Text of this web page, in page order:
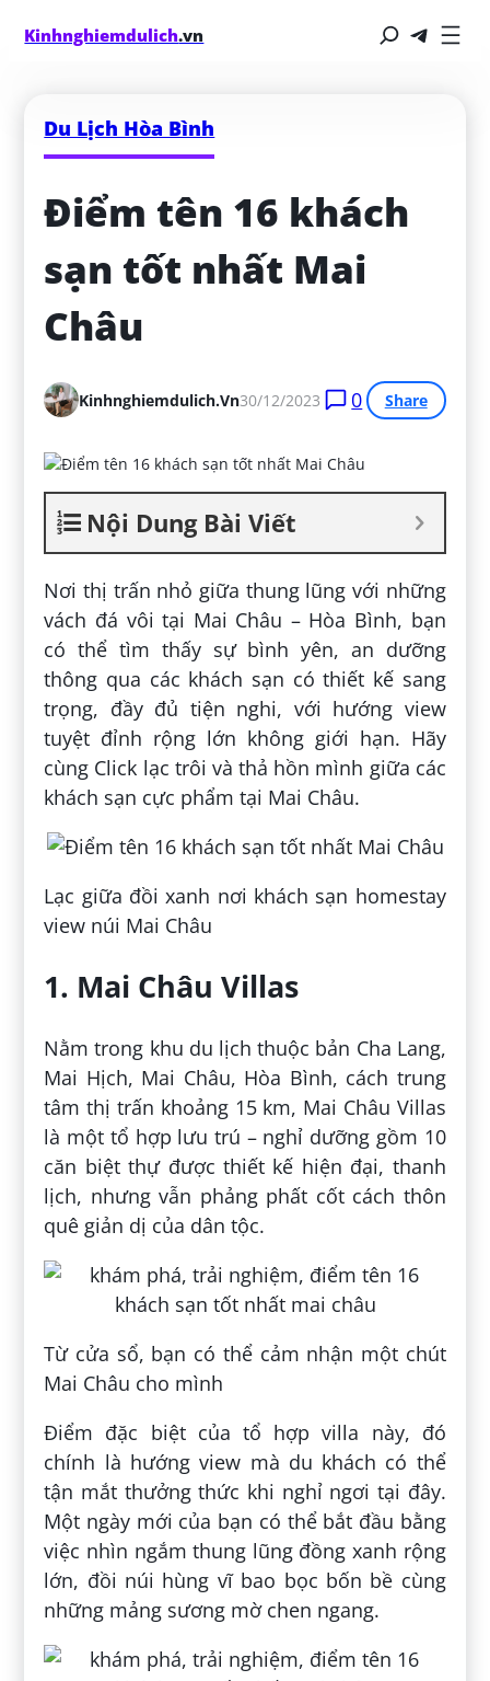
Kinhnghiemdulich.vn
Du Lịch Hòa Bình
Điểm tên 16 khách
sạn tốt nhất Mai
Châu
Kinhnghiemdulich.vn30/12/2023 0 Share
Nội Dung Bài Viết
Nơi thị trấn nhỏ giữa thung lũng với những
vách đá vôi tại Mai Châu – Hòa Bình, bạn
có thể tìm thấy sự bình yên, an dưỡng
thông qua các khách sạn có thiết kế sang
trọng, đầy đủ tiện nghi, với hướng view
tuyệt đỉnh rộng lớn không giới hạn. Hãy
cùng Click lạc trôi và thả hồn mình giữa các
khách sạn cực phẩm tại Mai Châu.
Lạc giữa đồi xanh nơi khách sạn homestay
view núi Mai Châu
1. Mai Châu Villas
Nằm trong khu du lịch thuộc bản Cha Lang,
Mai Hịch, Mai Châu, Hòa Bình, cách trung
tâm thị trấn khoảng 15 km, Mai Châu Villas
là một tổ hợp lưu trú – nghỉ dưỡng gồm 10
căn biệt thự được thiết kế hiện đại, thanh
lịch, nhưng vẫn phảng phất cốt cách thôn
quê giản dị của dân tộc.
Từ cửa sổ, bạn có thể cảm nhận một chút
Mai Châu cho mình
Điểm đặc biệt của tổ hợp villa này, đó
chính là hướng view mà du khách có thể
tận mắt thưởng thức khi nghỉ ngơi tại đây.
Một ngày mới của bạn có thể bắt đầu bằng
việc nhìn ngắm thung lũng đồng xanh rộng
lớn, đồi núi hùng vĩ bao bọc bốn bề cùng
những mảng sương mờ chen ngang.